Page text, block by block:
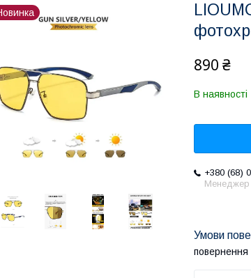
890 ₴
В наявності
+380 (68)
Менеджер
повернення